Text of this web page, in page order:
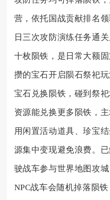
营，依托国战贡献排名
日三次攻防演练任务通
十枚陨铁，是日常大额
攒的宝石开启陨石祭祀
宝石兑换陨铁，碰到祭
资源能兑换更多陨铁，
用闲置活动道具、珍宝
源集中变现避免浪费。
驶战车参与世界地图攻
NPC战车会随机掉落陨